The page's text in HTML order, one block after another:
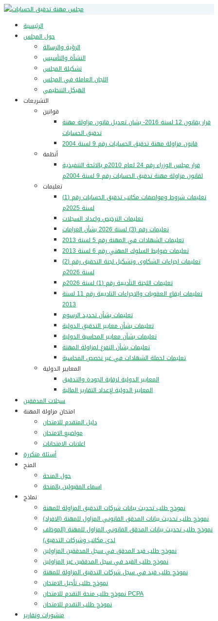
الرئيسية
حول المجلس
الرؤية والرسالة
النشأة والتأسيس
تشكيلة المجلس
اللجان العاملة في المجلس
الهيكل التنظيمي
التشريعات
قوانين
قرار بقانون 12 لسنة 2016- بشان تعديل قانون مزاولة مهنة
تدقيق الحسابات
قانون مزاولة مهنة تدقيق الحسايات رقم 9 لسنة 2004
أنظمة
قرار مجلس الوزراء رقم 24 لعام 2010م بالائحة التنفيذية
لقانون مزاولة مهنة تدقيق الحسابات رقم 9 لسنة 2004م
تعليمات
تعليمات شروط ومواصفات مكاتب تدقيق الحسابات رقم (1)
لسنة 2025م
تعليمات الترخيص وإعداد السجلات
تعليمات رقم (3) لسنة 2026 بشأن الغرامات
تعليمات الشهادات في المهنة رقم 5 لسنة 2013
تعليمات ضوابط السلوك المهني رقم 6 لسنة 2013
تعليمات اجراءات الشكاوى وتشكيل لجنة التحقيق رقم (2)
لسنة 2026م
تعليمات اللجنة التأديبية رقم (1) لسنة 2026م
تعليمات ايقاع العقوبات والاجراءات التاديبية رقم 11 لسنة
2013
تعليمات بشأن تحديد الرسوم
تعليمات بشأن معايير التدقيق الدولية
تعليمات بشأن معايير المحاسبة الدولية
تعليمات بشأن التفرغ لمزاولة المهنة
تعليمات لحملة الشهادات في غير تخصص المحاسبة
المعايير الدولية
المعايير الدولية لرقابة الجودة والتدقيق
المعايير الدولية لإعداد التقارير المالية
سجلات المدققين
امتحان مزاولة المهنة
دليل المتقدم للامتحان
مواضيع الامتحان
اعلانات الامتحانات
أسئلة متكررة
المنح
حول المنحة
اسماء المقبولين بالمنحة
نماذج
نموذج طلب تحديث بيانات شركات التدقيق المزاولة للمهنة
نموذج طلب تحديث بيانات المدقق القانوني المزاول للمهنة (الافراد)
نموذج طلب تحديث بيانات المدقق القانوني المزاول للمهنة (الموظف
لدى مكاتب وشركات التدقيق)
نموذج طلب قيد المدقق في سجل المدققين المزاولين
نموذج طلب القيد في سجل المدققين غير المزاولين
نموذج طلب قيد في سجل شركات التدقيق المزاولة للمهنة
نموذج طلب تأجيل الامتحان
نموذج طلب منحة التقدم للامتحان PCPA
نموذج طلب التقدم للامتحان
منشورات وتقارير